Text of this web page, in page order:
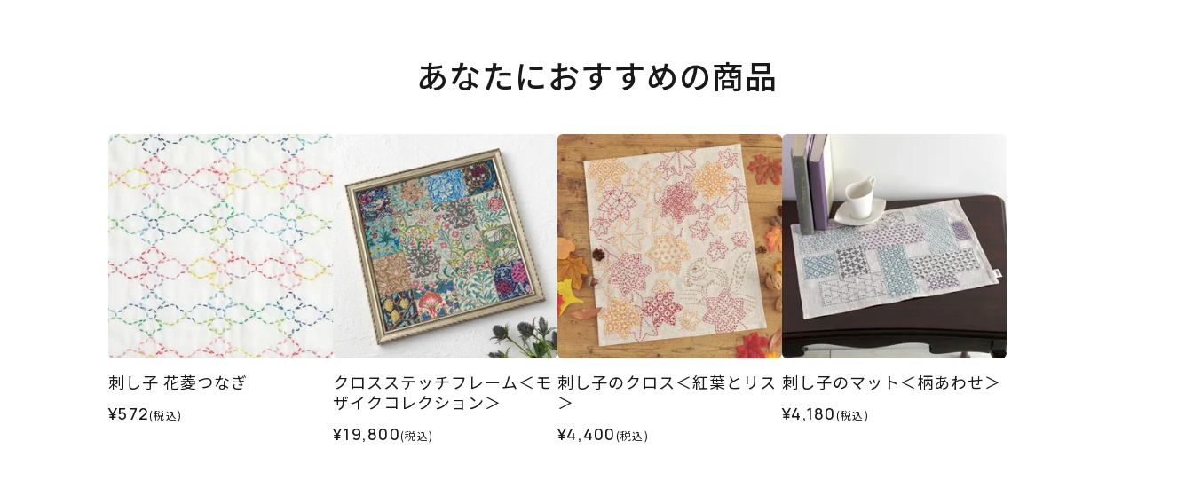
あなたにおすすめの商品
刺し子 花菱つなぎ
¥572(税込)
クロスステッチフレーム＜モ
ザイクコレクション＞
¥19,800(税込)
刺し子のクロス＜紅葉とリス
＞
¥4,400(税込)
刺し子のマット＜柄あわせ＞
¥4,180(税込)